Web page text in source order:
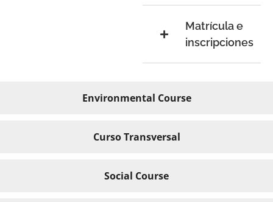
Environmental Course
Curso Transversal
Social Course
Matrícula e
inscripciones